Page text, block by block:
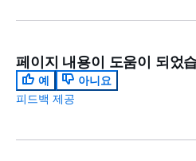
페이지 내용이 도움이 되었
예
아니요
피드백 제공